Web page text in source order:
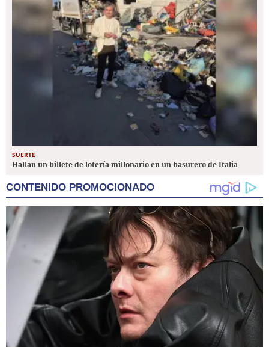
SUERTE
Hallan un billete de lotería millonario en un basurero de Italia
CONTENIDO PROMOCIONADO